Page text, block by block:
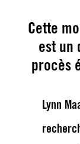
Cette
est un
procès
Lynn